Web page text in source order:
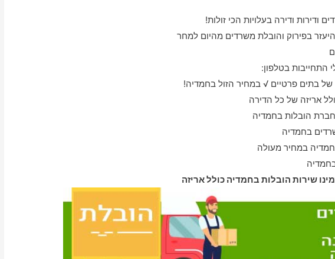
ודירות ודירה בעלויות הכי זולות!
בפירוק והובלת משרדים מהיום למחר
התחייבות בטלפון:
בתים פרטיים √ במחיר הזול בחמדיה!
אריזה של כל הדירה
חברת הובלות בחמדיה
בחמדיה
במחיר מעולה
שירות הובלות בחמדיה כולל אריזה